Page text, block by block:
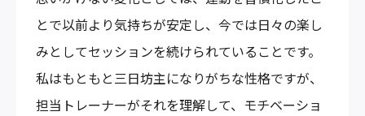
とで以前より気持ちが安定し、今では日々の楽し
みとしてセッションを続けられていることです。
私はもともと三日坊主になりがちな性格ですが、
担当トレーナーがそれを理解して、モチベーショ